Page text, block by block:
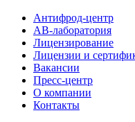
Антифрод-центр
АВ-лаборатория
Лицензирование
Лицензии и
Вакансии
Пресс-центр
О компании
Контакты